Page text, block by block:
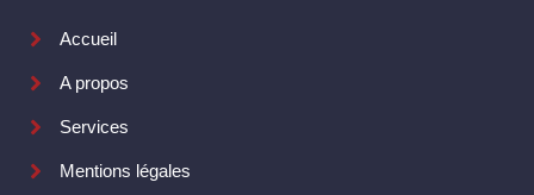
Accueil
A propos
Services
Mentions légales